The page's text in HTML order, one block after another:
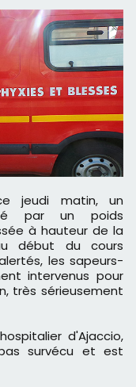
par un poids
à hauteur de la
début du cours
les sapeurs-
intervenus pour
très sérieusement
d'Ajaccio,
survécu et est